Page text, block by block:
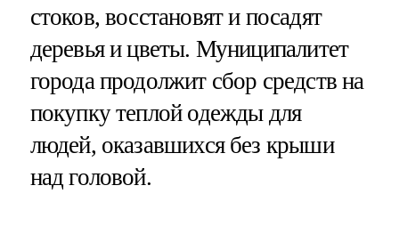
стоков, восстановят и посадят
деревья и цветы. Муниципалитет
города продолжит сбор средств на
покупку теплой одежды для
людей, оказавшихся без крыши
над головой.